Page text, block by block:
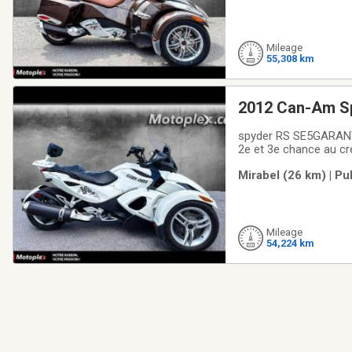
Mileage
55,308 km
2012 Can-Am
spyder RS
2e et 3e chance au
VÉHICULE
Mirabel (26 km) |
Mileage
54,224 km